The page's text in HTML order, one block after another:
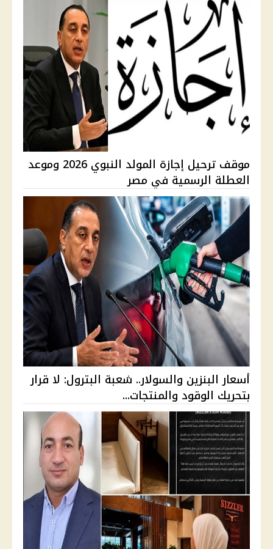
موقف ترحيل إجازة المولد النبوي 2026 وموعد
العطلة الرسمية في مصر
أسعار البنزين والسولار.. شعبة البترول: لا قرار
بتحريك الوقود والمنتجات...